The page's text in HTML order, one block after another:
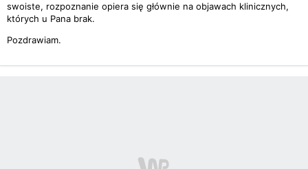
swoiste, rozpoznanie opiera się głównie na objawach klinicznych,
których u Pana brak.
Pozdrawiam.